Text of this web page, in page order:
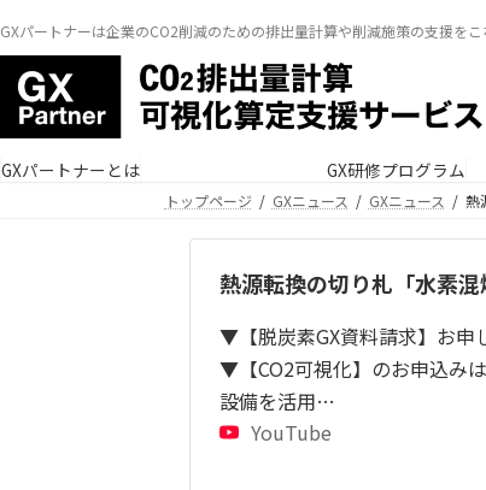
GXパートナーは企業のCO2削減のための排出量計算や削減施策の支援をこ
GXパートナーとは GX研修プログラム
トップページ GXニュース GXニュース 熱
熱源転換の切り札「水素
▼【脱炭素GX資料請求】お
▼【CO2可視化】のお申込
設備を活用…
YouTube